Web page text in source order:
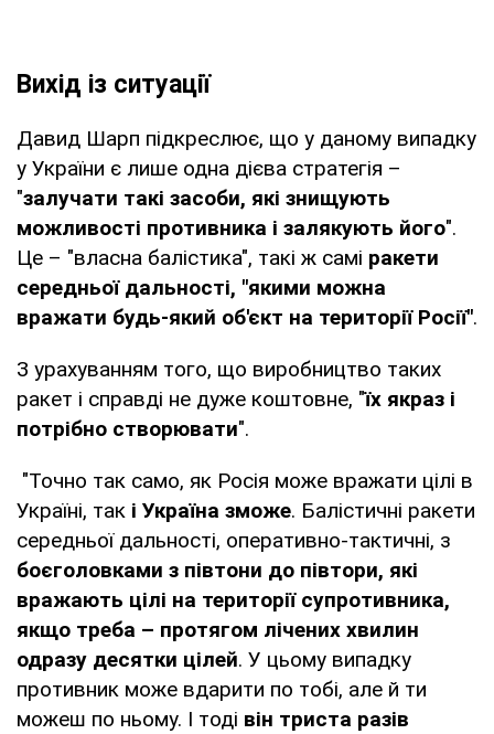
Вихід із ситуації
Давид Шарп підкреслює, що у даному випадку
у України є лише одна дієва стратегія –
"залучати такі засоби, які знищують
можливості противника і залякують його".
Це – "власна балістика", такі ж самі ракети
середньої дальності, "якими можна
вражати будь-який об'єкт на території Росії".
З урахуванням того, що виробництво таких
ракет і справді не дуже коштовне, "їх якраз і
потрібно створювати".
"Точно так само, як Росія може вражати цілі в
Україні, так і Україна зможе. Балістичні ракети
середньої дальності, оперативно-тактичні, з
боєголовками з півтони до півтори, які
вражають цілі на території супротивника,
якщо треба – протягом лічених хвилин
одразу десятки цілей. У цьому випадку
противник може вдарити по тобі, але й ти
можеш по ньому. І тоді він триста разів